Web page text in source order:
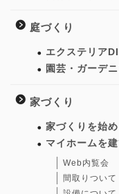
庭づくり
エクステリア
園芸・ガーデ
家づくり
家づくりを始
マイホームを
Web内覧会
間取りついて